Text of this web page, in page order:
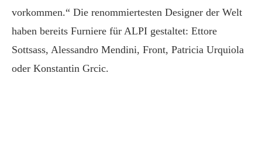
vorkommen.“ Die renommiertesten Designer der Welt
haben bereits Furniere für ALPI gestaltet: Ettore
Sottsass, Alessandro Mendini, Front, Patricia Urquiola
oder Konstantin Grcic.